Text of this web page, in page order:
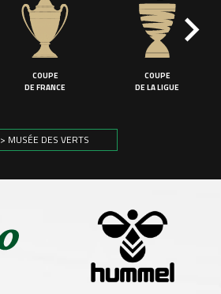
COUPE
DE FRANCE
COUPE
DE LA LIGUE
> MUSÉE DES VERTS